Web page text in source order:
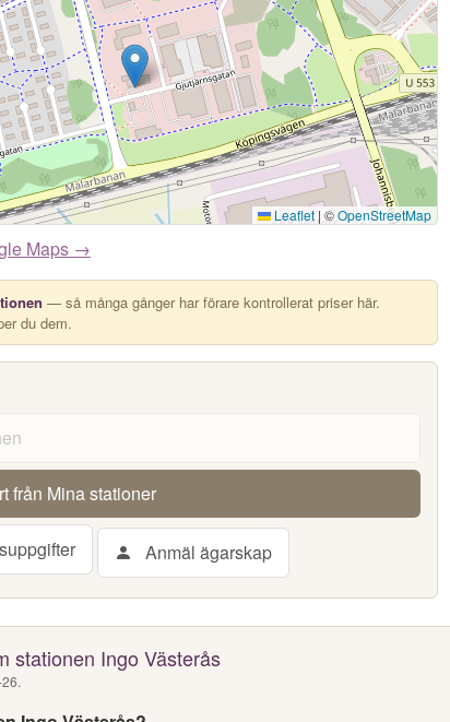
Leaflet | ©OpenStreetMap
Maps →
— så många gånger har förare kontrollerat priser här.
du dem.
från Mina stationer
Anmäl ägarskap
stationen Ingo Västerås